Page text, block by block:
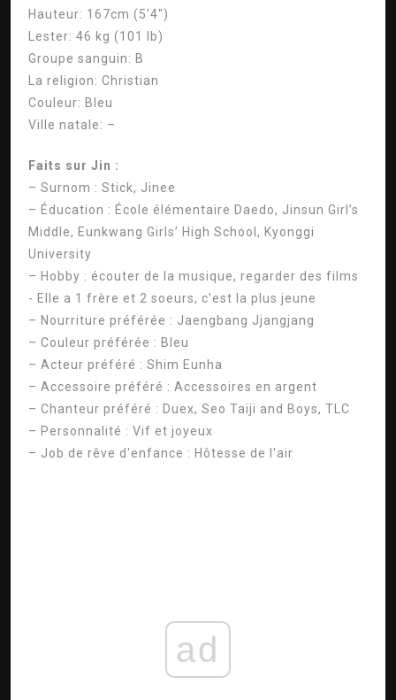
Hauteur: 167cm (5'4″)
Lester: 46 kg (101 lb)
Groupe sanguin: B
La religion: Christian
Couleur: Bleu
Ville natale: –
Faits sur Jin :
– Surnom : Stick, Jinee
– Éducation : École élémentaire Daedo, Jinsun Girl’s
Middle, Eunkwang Girls’ High School, Kyonggi
University
– Hobby : écouter de la musique, regarder des films
- Elle a 1 frère et 2 soeurs, c'est la plus jeune
– Nourriture préférée : Jaengbang Jjangjang
– Couleur préférée : Bleu
– Acteur préféré : Shim Eunha
– Accessoire préféré : Accessoires en argent
– Chanteur préféré : Duex, Seo Taiji and Boys, TLC
– Personnalité : Vif et joyeux
– Job de rêve d'enfance : Hôtesse de l'air
ad